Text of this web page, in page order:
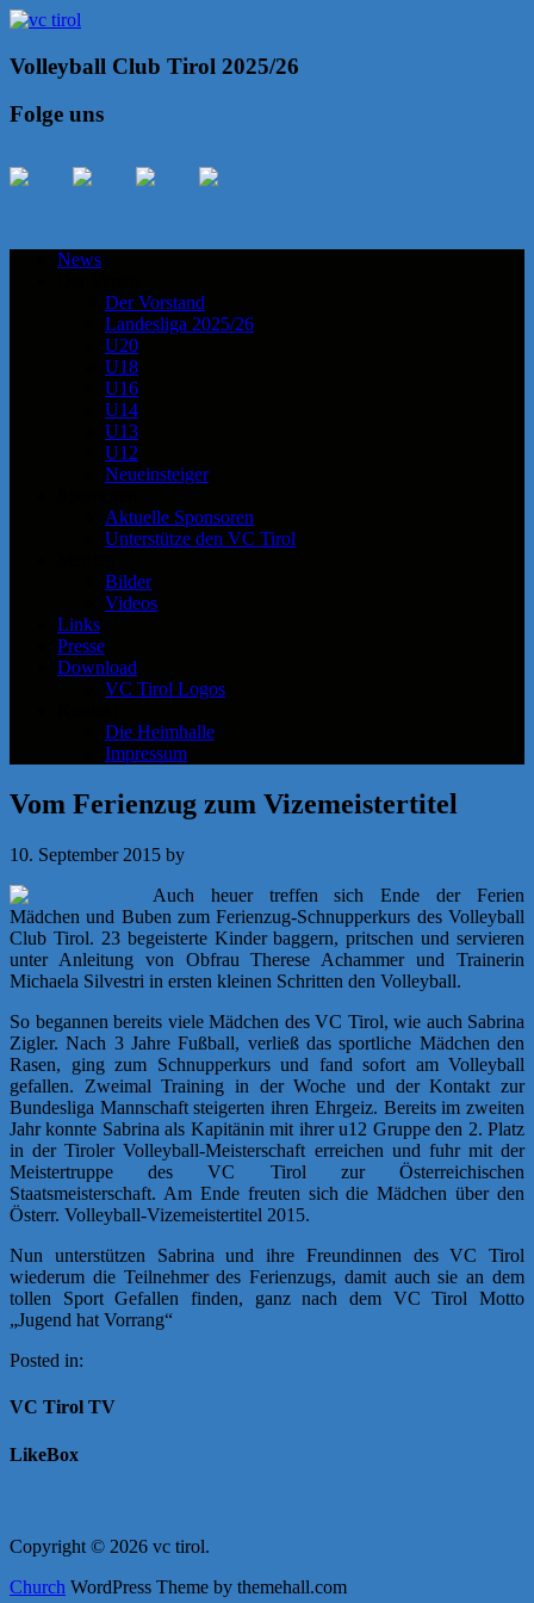
Volleyball Club Tirol 2025/26
Folge uns
News
Der Vorstand
Landesliga 2025/26
U20
U18
U16
U14
U13
U12
Neueinsteiger
Aktuelle Sponsoren
Unterstütze den VC Tirol
Bilder
Videos
Links
Presse
Download
VC Tirol Logos
Die Heimhalle
Impressum
Vom Ferienzug zum Vizemeistertitel
10. September 2015 by
Auch heuer treffen sich Ende der Ferien
Mädchen und Buben zum Ferienzug-Schnupperkurs des Volleyball
Club Tirol. 23 begeisterte Kinder baggern, pritschen und servieren
unter Anleitung von Obfrau Therese Achammer und Trainerin
Michaela Silvestri in ersten kleinen Schritten den Volleyball.
So begannen bereits viele Mädchen des VC Tirol, wie auch Sabrina
Zigler. Nach 3 Jahre Fußball, verließ das sportliche Mädchen den
Rasen, ging zum Schnupperkurs und fand sofort am Volleyball
gefallen. Zweimal Training in der Woche und der Kontakt zur
Bundesliga Mannschaft steigerten ihren Ehrgeiz. Bereits im zweiten
Jahr konnte Sabrina als Kapitänin mit ihrer u12 Gruppe den 2. Platz
in der Tiroler Volleyball-Meisterschaft erreichen und fuhr mit der
Meistertruppe des VC Tirol zur Österreichischen
Staatsmeisterschaft. Am Ende freuten sich die Mädchen über den
Österr. Volleyball-Vizemeistertitel 2015.
Nun unterstützen Sabrina und ihre Freundinnen des VC Tirol
wiederum die Teilnehmer des Ferienzugs, damit auch sie an dem
tollen Sport Gefallen finden, ganz nach dem VC Tirol Motto
„Jugend hat Vorrang“
Posted in:
VC Tirol TV
LikeBox
Copyright © 2026 vc tirol.
Church WordPress Theme by themehall.com